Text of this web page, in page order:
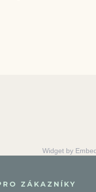
Widget by
ZÁKAZNÍKY